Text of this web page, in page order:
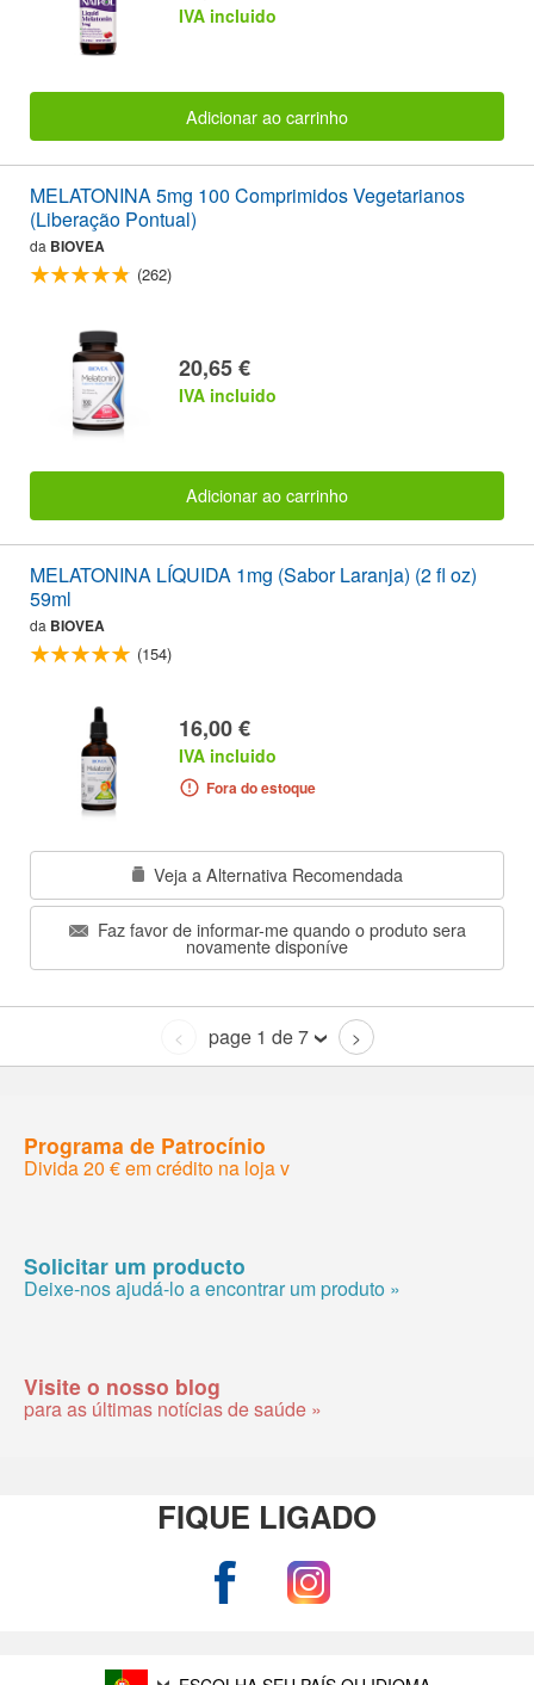
IVA incluido
Adicionar ao carrinho
MELATONINA 5mg 100 Comprimidos Vegetarianos
(Liberação Pontual)
da BIOVEA
(262)
20,65 €
IVA incluido
Adicionar ao carrinho
MELATONINA LÍQUIDA 1mg (Sabor Laranja) (2 fl oz)
59ml
da BIOVEA
(154)
16,00 €
IVA incluido
Fora do estoque
Veja a Alternativa Recomendada
Faz favor de informar-me quando o produto sera
novamente disponíve
< page 1 de 7 >
Programa de Patrocínio
Divida 20 € em crédito na loja v
Solicitar um producto
Deixe-nos ajudá-lo a encontrar um produto »
Visite o nosso blog
para as últimas notícias de saúde »
FIQUE LIGADO